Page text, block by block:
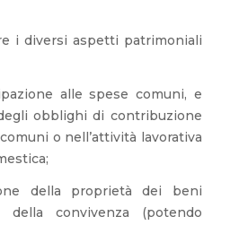
i diversi aspetti patrimoniali
alle spese comuni, e
obblighi di contribuzione
o nell’attività lavorativa
della proprietà dei beni
convivenza (potendo